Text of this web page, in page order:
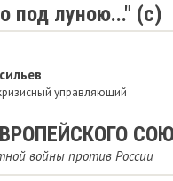
под луною..." (с)
управляющий
войны против России